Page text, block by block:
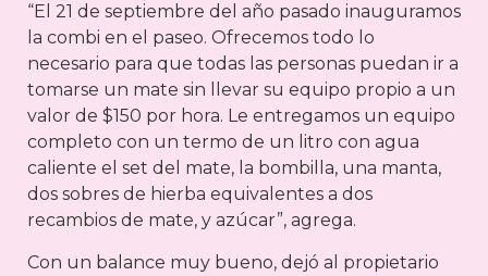
“El 21 de septiembre del año pasado inauguramos
la combi en el paseo. Ofrecemos todo lo
necesario para que todas las personas puedan ir a
tomarse un mate sin llevar su equipo propio a un
valor de $150 por hora. Le entregamos un equipo
completo con un termo de un litro con agua
caliente el set del mate, la bombilla, una manta,
dos sobres de hierba equivalentes a dos
recambios de mate, y azúcar”, agrega.
Con un balance muy bueno, dejó al propietario